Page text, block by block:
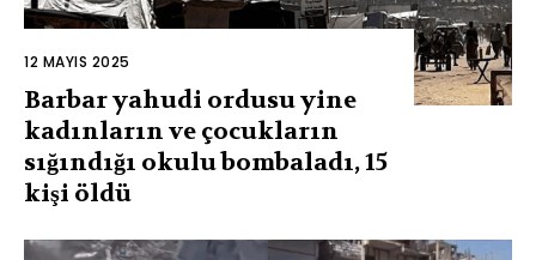
12 MAYIS 2025
Barbar yahudi ordusu yine
kadınların ve çocukların
sığındığı okulu bombaladı, 15
kişi öldü